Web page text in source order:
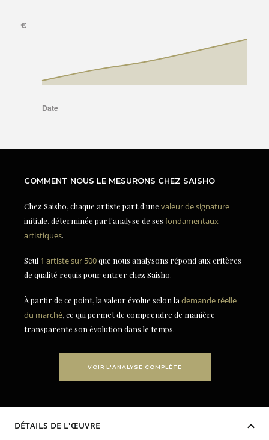
COMMENT NOUS LE MESURONS CHEZ SAISHO
Chez Saisho, chaque artiste part d'une valeur de signature
initiale, déterminée par l'analyse de ses fondamentaux
artistiques.
Seul 1 artiste sur 500que nous analysons répond aux critères
de qualité requis pour entrer chez Saisho.
À partir de ce point, la valeur évolue selon la demande réelle
du marché, ce qui permet de comprendre de manière
transparente son évolution dans le temps.
VOIR L'ANALYSE COMPLÈTE
DÉTAILS DE L'ŒUVRE